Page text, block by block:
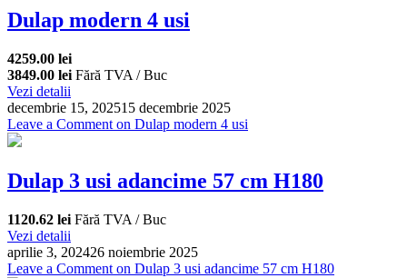
Dulap modern 4 usi
4259.00 lei
3849.00 lei Fără TVA / Buc
Vezi detalii
decembrie 15, 202515 decembrie 2025
Leave a Comment on Dulap modern 4 usi
Dulap 3 usi adancime 57 cm H180
1120.62 lei Fără TVA / Buc
Vezi detalii
aprilie 3, 202426 noiembrie 2025
Leave a Comment on Dulap 3 usi adancime 57 cm H180